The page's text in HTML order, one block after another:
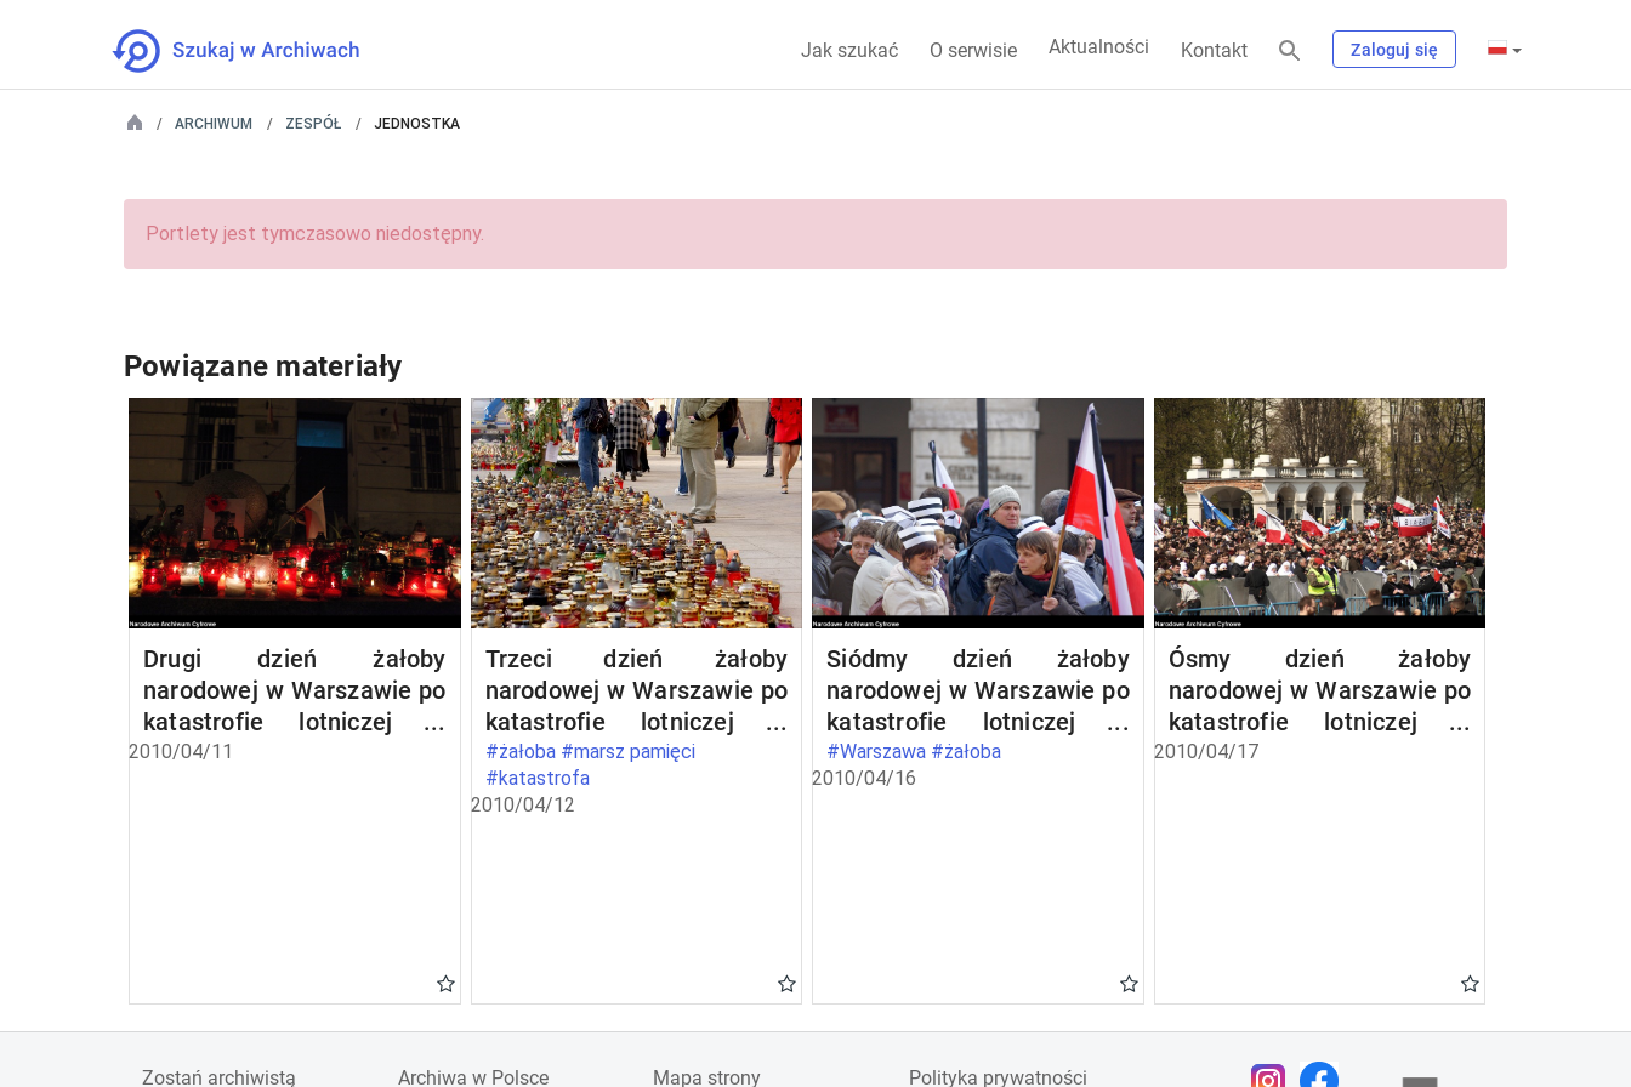
Jak szukać O serwisie Aktualności Kontakt Zaloguj się
ARCHIWUM ZESPÓŁ JEDNOSTKA
Portlety jest tymczasowo niedostępny.
Powiązane materiały
Drugi dzień żałoby
narodowej w Warszawie po
katastrofie lotniczej w
Smoleńsku
2010/04/11
Trzeci dzień żałoby
narodowej w Warszawie po
katastrofie lotniczej w
Smoleńsku
#żałoba #marsz pamięci
#katastrofa
2010/04/12
Siódmy dzień żałoby
narodowej w Warszawie po
katastrofie lotniczej w
Smoleńsku
#Warszawa #żałoba
2010/04/16
Ósmy dzień żałoby
narodowej w Warszawie po
katastrofie lotniczej w
Smoleńsku
2010/04/17
Zostań archiwistą Archiwa w Polsce Mapa strony Polityka prywatności